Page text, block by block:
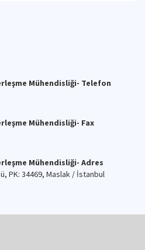
Mühendisliği- Telefon
Mühendisliği- Fax
Mühendisliği- Adres
PK: 34469, Maslak / İstanbul